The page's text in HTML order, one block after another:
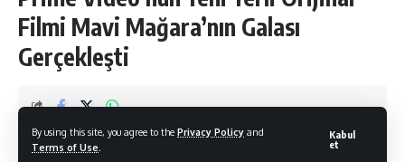
By using this site, you agree to the Privacy Policy and
Terms of Use
Kabul
et
Filmi Mavi Mağara’nın Galası
Gerçekleşti
Son Güncelleme: 18/10/2024
Gülçin Yeşilyurt